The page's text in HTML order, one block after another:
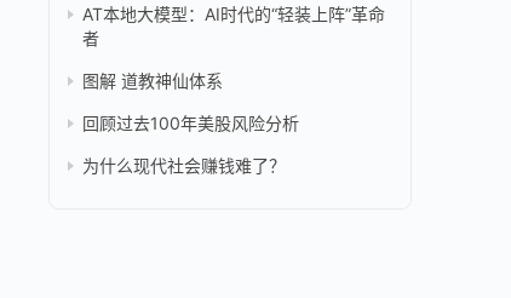
AT本地大模型：AI时代的“轻装上阵”革命
者
图解 道教神仙体系
回顾过去100年美股风险分析
为什么现代社会赚钱难了？